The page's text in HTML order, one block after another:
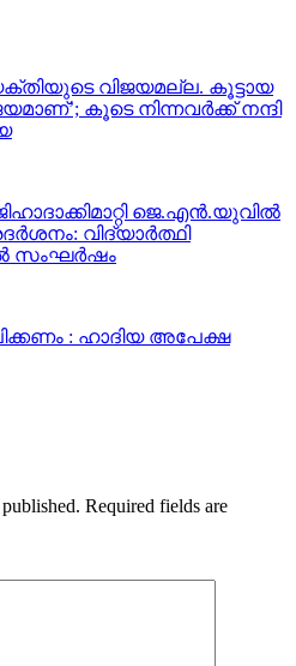
വിജയമല്ല. കൂട്ടായ
കൂടെ നിന്നവര്‍ക്ക് നന്ദി
ജെ.എന്‍.യുവില്‍
വിദ്യാര്‍ത്ഥി
സംഘര്‍ഷം
: ഹാദിയ അപേക്ഷ